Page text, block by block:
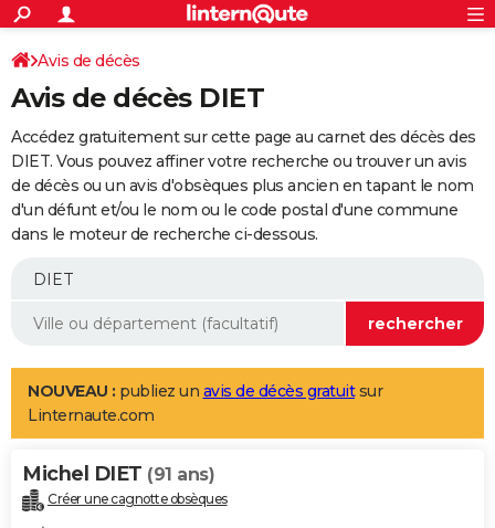
ACTUALITÉS
Politique
Société
Faits Divers
Education
Monde
Villes
+
SPORT
Coupe du monde 2026
Football
Tennis
Cyclisme
Rugby
Forum
Programme TV
TNT
Streaming
Cinéma
Sorties cinéma
Musique
+
FINANCE
Retraite
Impôts
Epargne
Immobilier
Risques naturels par ville
Banque
Assurance
Crédit
AUTO
Essais
Réserver un essai
Citadines
Berlines
SUV
Forum auto
+
Mobiles
Meilleur smartphone
Internet
Ordinateurs
Jeux vidéo
Guide high-tech
Aménagement intérieur
LIFESTYLE
Art de vivre
Bien-être
Loisirs
Mode
Modes de vie
Alimentation
Guide de la santé
Maladies
Médicaments
Sommeil
VOYAGE
Destinations
City break
Voyage nature
Voyage de noces
Forum
Climat
+PHOTO
Avis de décès
Avis de décès DIET
Accédez gratuitement sur cette page au carnet des décès des
DIET. Vous pouvez affiner votre recherche ou trouver un avis
de décès ou un avis d'obsèques plus ancien en tapant le nom
d'un défunt et/ou le nom ou le code postal d'une commune
dans le moteur de recherche ci-dessous.
NOUVEAU : publiez un avis de décès gratuitsur
Linternaute.com
Michel DIET (91 ans)
Créer une cagnotte obsèques